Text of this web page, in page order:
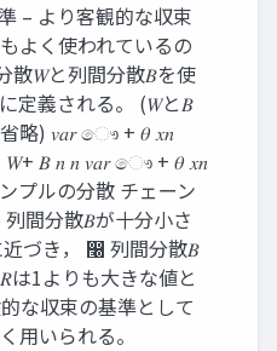
– より客観的な収束
よく使われているの
散𝑊と列間分散𝐵を使
定義される。 (𝑊と𝐵
省略) 𝑣𝑎𝑟 ෞ + 𝜃 𝑥𝑛
𝑊+ 𝐵 𝑛 𝑛 𝑣𝑎𝑟 ෞ + 𝜃 𝑥𝑛
プルの分散 チェーン
間分散𝐵が十分小さ
近づき， ෠ 列間分散𝐵
は1よりも大きな値と
な収束の基準として
用いられる。